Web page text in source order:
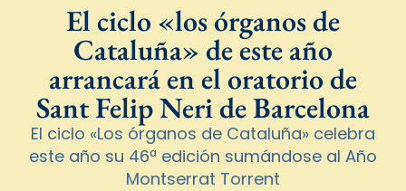
El ciclo «los órganos de
Cataluña» de este año
arrancará en el oratorio de
Sant Felip Neri de Barcelona
El ciclo «Los órganos de Cataluña» celebra
este año su 46ª edición sumándose al Año
Montserrat Torrent